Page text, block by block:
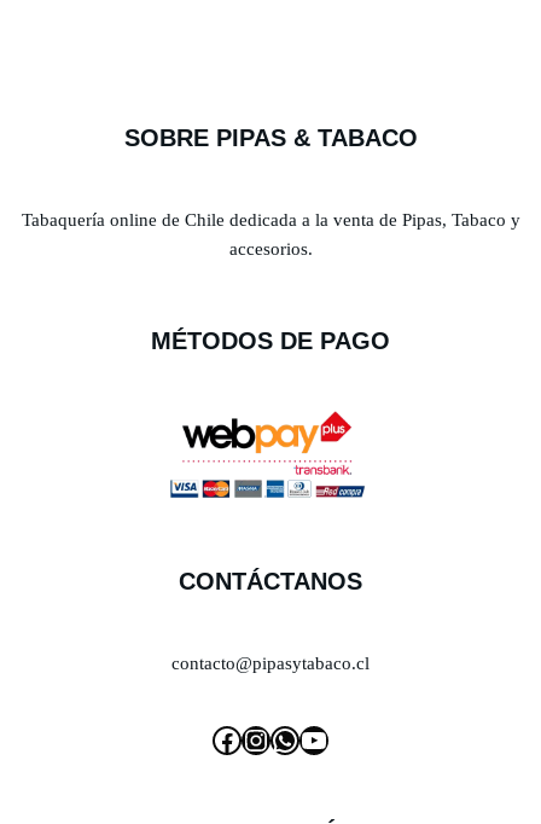
SOBRE PIPAS & TABACO
Tabaquería online de Chile dedicada a la venta de Pipas, Tabaco y
accesorios.
MÉTODOS DE PAGO
CONTÁCTANOS
contacto@pipasytabaco.cl